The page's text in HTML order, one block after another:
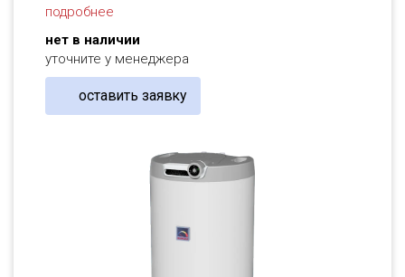
подробнее
нет в наличии
уточните у менеджера
оставить заявку